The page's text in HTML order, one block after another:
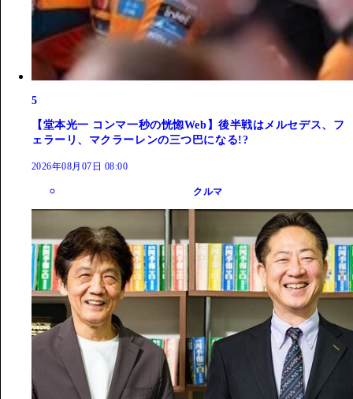
5
【堂本光一 コンマ一秒の恍惚Web】後半戦はメルセデス、フ
ェラーリ、マクラーレンの三つ巴になる!?
2026年08月07日 08:00
クルマ